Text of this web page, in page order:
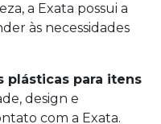
a Exata possui a
às necessidades
plásticas para itens
design e
com a Exata.